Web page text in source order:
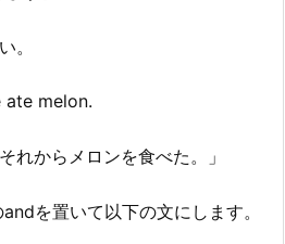
。
ate melon.
れからメロンを食べた。」
を置いて以下の文にします。